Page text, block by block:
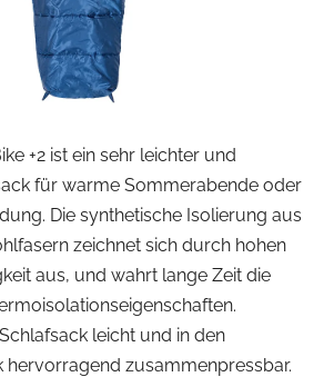
+2 ist ein sehr leichter und
für warme Sommerabende oder
Die synthetische Isolierung aus
zeichnet sich durch hohen
aus, und wahrt lange Zeit die
leicht und in den
hervorragend zusammenpressbar.